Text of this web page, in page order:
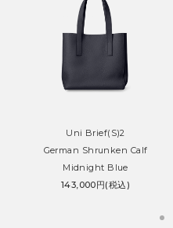
Uni Brief(S)2
German Shrunken Calf
Midnight Blue
143,000円(税込)